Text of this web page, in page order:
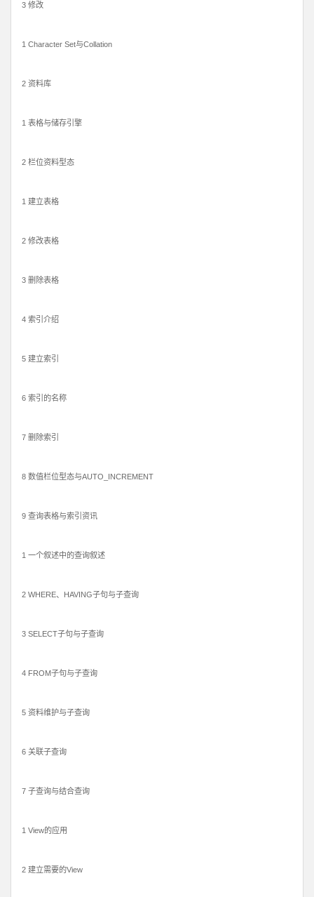
3 修改
1 Character Set与Collat​​ion
2 资料库
1 表格与储存引擎
2 栏位资料型态
1 建立表格
2 修改表格
3 删除表格
4 索引介绍
5 建立索引
6 索引的名称
7 删除索引
8 数值栏位型态与AUTO_INCREMENT
9 查询表格与索引资讯
1 一个叙述中的查询叙述
2 WHERE、HAVING子句与子查询
3 SELECT子句与子查询
4 FROM子句与子查询
5 资料维护与子查询
6 关联子查询
7 子查询与结合查询
1 View的应用
2 建立需要的View